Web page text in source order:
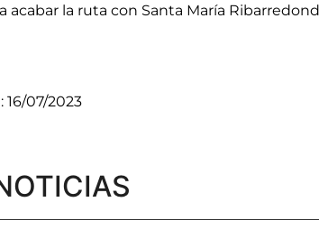
la ruta con Santa María
07/2023